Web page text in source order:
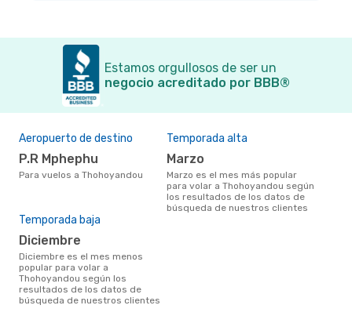
Estamos orgullosos de ser un
negocio acreditado por BBB®
Aeropuerto de destino
P.R Mphephu
Para vuelos a Thohoyandou
Temporada alta
marzo
marzo es el mes más popular
para volar a Thohoyandou según
los resultados de los datos de
búsqueda de nuestros clientes
Temporada baja
diciembre
diciembre es el mes menos
popular para volar a
Thohoyandou según los
resultados de los datos de
búsqueda de nuestros clientes